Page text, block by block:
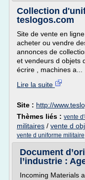
Collection
teslogos.com
Site de vente en
acheter ou vendre
annonces de
et vendeurs d objets
écrire , machines a...
Lire la suite
Site : http://
Thèmes liés : vente
militaires / vente d
vente d uniforme militaire
Document
l’industrie :
Incoming Materials